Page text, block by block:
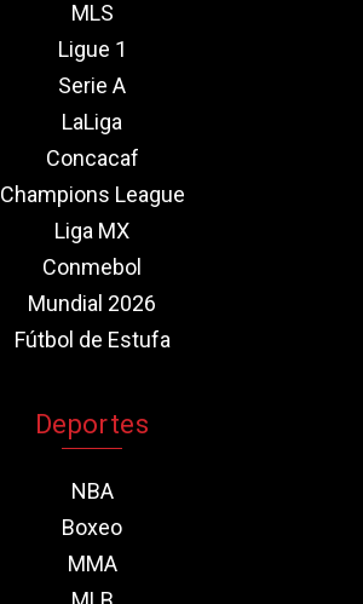
MLS
Ligue 1
Serie A
LaLiga
Concacaf
Champions League
Liga MX
Conmebol
Mundial 2026
Fútbol de Estufa
Deportes
NBA
Boxeo
MMA